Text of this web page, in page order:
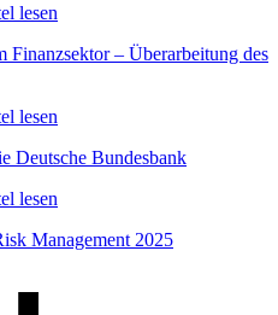
lesen
Finanzsektor – Überarbeitung des
lesen
Deutsche Bundesbank
lesen
Management 2025